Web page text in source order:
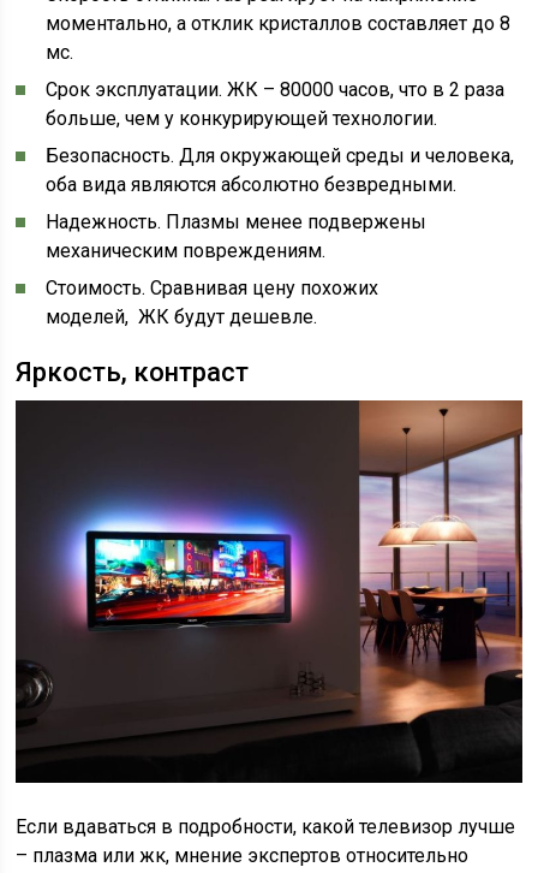
моментально, а отклик кристаллов составляет до 8
мс.
Срок эксплуатации. ЖК – 80000 часов, что в 2 раза
больше, чем у конкурирующей технологии.
Безопасность. Для окружающей среды и человека,
оба вида являются абсолютно безвредными.
Надежность. Плазмы менее подвержены
механическим повреждениям.
Стоимость. Сравнивая цену похожих
моделей, ЖК будут дешевле.
Яркость, контраст
Если вдаваться в подробности, какой телевизор лучше
– плазма или жк, мнение экспертов относительно